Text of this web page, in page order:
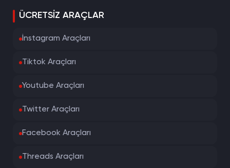
ÜCRETSIZ ARAÇLAR
İnstagram Araçları
Tiktok Araçları
Youtube Araçları
Twitter Araçları
Facebook Araçları
Threads Araçları